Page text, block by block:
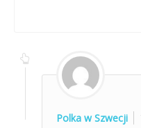
Polka w Szwecji